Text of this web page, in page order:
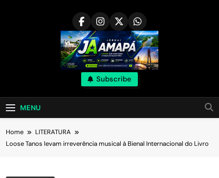
Subscribe
MENU
Home
LITERATURA
Loose Tanos levam irreverência musical à Bienal Internacional do Livro